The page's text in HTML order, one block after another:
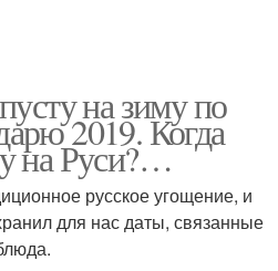
на зиму по
2019. Когда
на Руси?…
русское угощение, и
для нас даты, связанные